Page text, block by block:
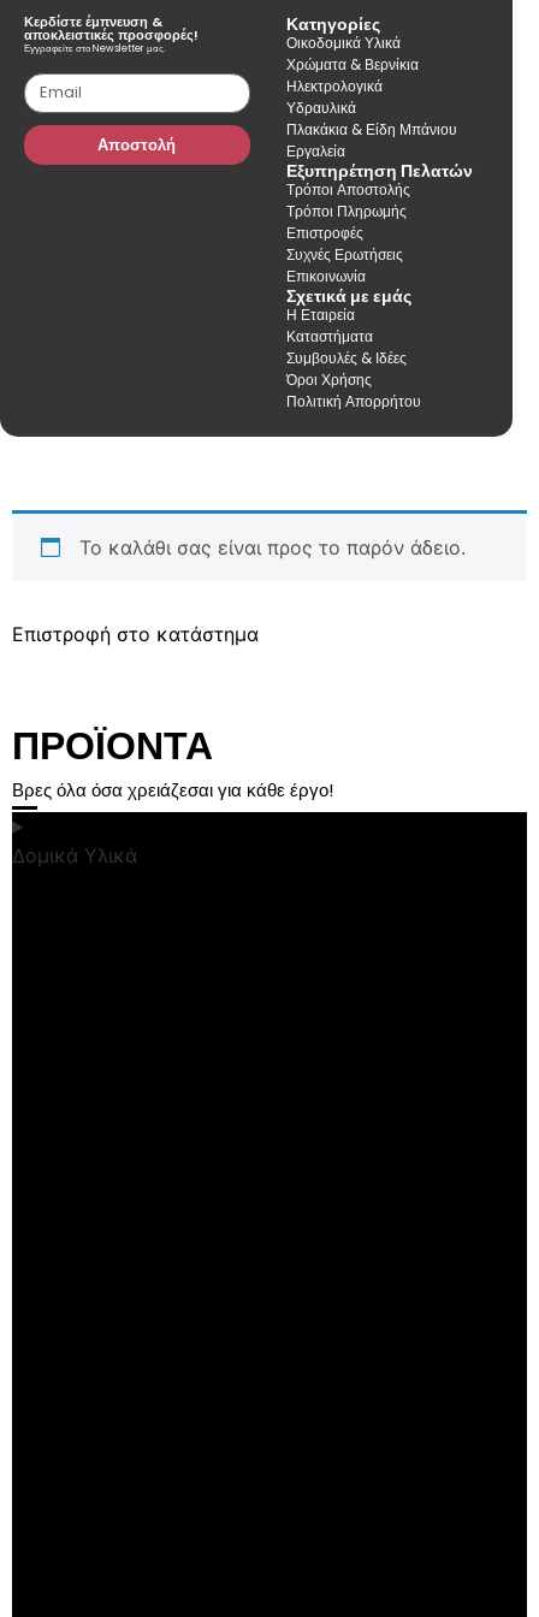
Κερδίστε έμπνευση &
αποκλειστικές προσφορές!
Εγγραφείτε στο Newsletter μας.
Αποστολή
Κατηγορίες
Οικοδομικά Υλικά
Χρώματα & Βερνίκια
Ηλεκτρολογικά
Υδραυλικά
Πλακάκια & Είδη Μπάνιου
Εργαλεία
Εξυπηρέτηση Πελατών
Τρόποι Αποστολής
Τρόποι Πληρωμής
Επιστροφές
Συχνές Ερωτήσεις
Επικοινωνία
Σχετικά με εμάς
Η Εταιρεία
Καταστήματα
Συμβουλές & Ιδέες
Όροι Χρήσης
Πολιτική Απορρήτου
Το καλάθι σας είναι προς το παρόν άδειο.
Επιστροφή στο κατάστημα
ΠΡΟΪΟΝΤΑ
Βρες όλα όσα χρειάζεσαι για κάθε έργο!
Δομικά Υλικά